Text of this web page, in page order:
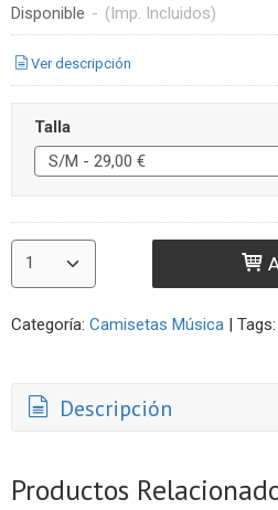
Disponible - (Imp. Incluidos)
Ver descripción
Talla
Categoría: Camisetas Música | Tags:
Descripción
Productos